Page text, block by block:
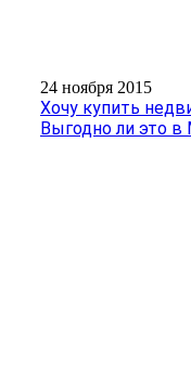
24 ноября 2015
Хочу купить
Выгодно ли это в